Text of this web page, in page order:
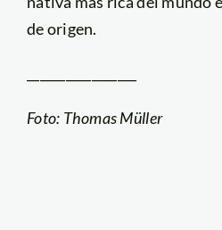
de origen.
Foto: Thomas Müller